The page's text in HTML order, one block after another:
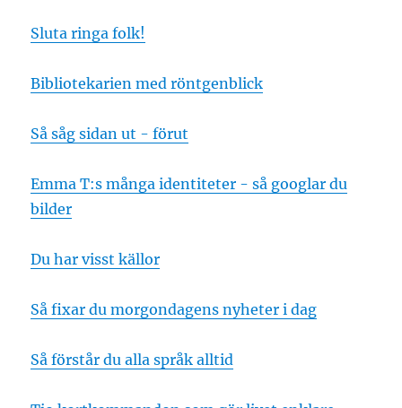
Sluta ringa folk!
Bibliotekarien med röntgenblick
Så såg sidan ut - förut
Emma T:s många identiteter - så googlar du
bilder
Du har visst källor
Så fixar du morgondagens nyheter i dag
Så förstår du alla språk alltid